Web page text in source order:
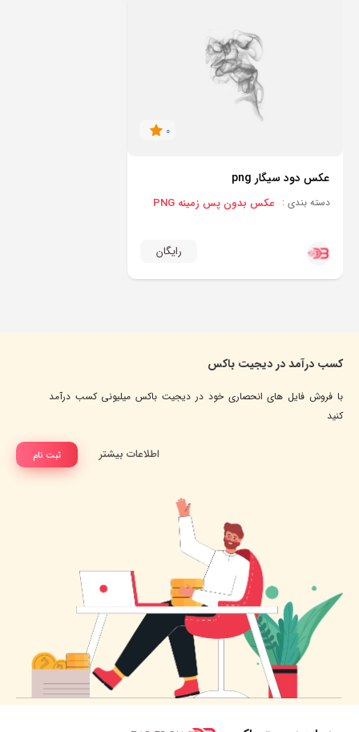
0
عکس دود سیگار png
دسته بندی : عکس بدون پس زمینه PNG
رایگان
کسب درآمد در دیجیت باکس
با فروش فایل های انحصاری خود در دیجیت باکس میلیونی کسب درآمد
کنید
ثبت نام اطلاعات بیشتر